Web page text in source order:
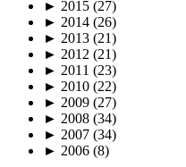
► 2015 (27)
► 2014 (26)
► 2013 (21)
► 2012 (21)
► 2011 (23)
► 2010 (22)
► 2009 (27)
► 2008 (34)
► 2007 (34)
► 2006 (8)